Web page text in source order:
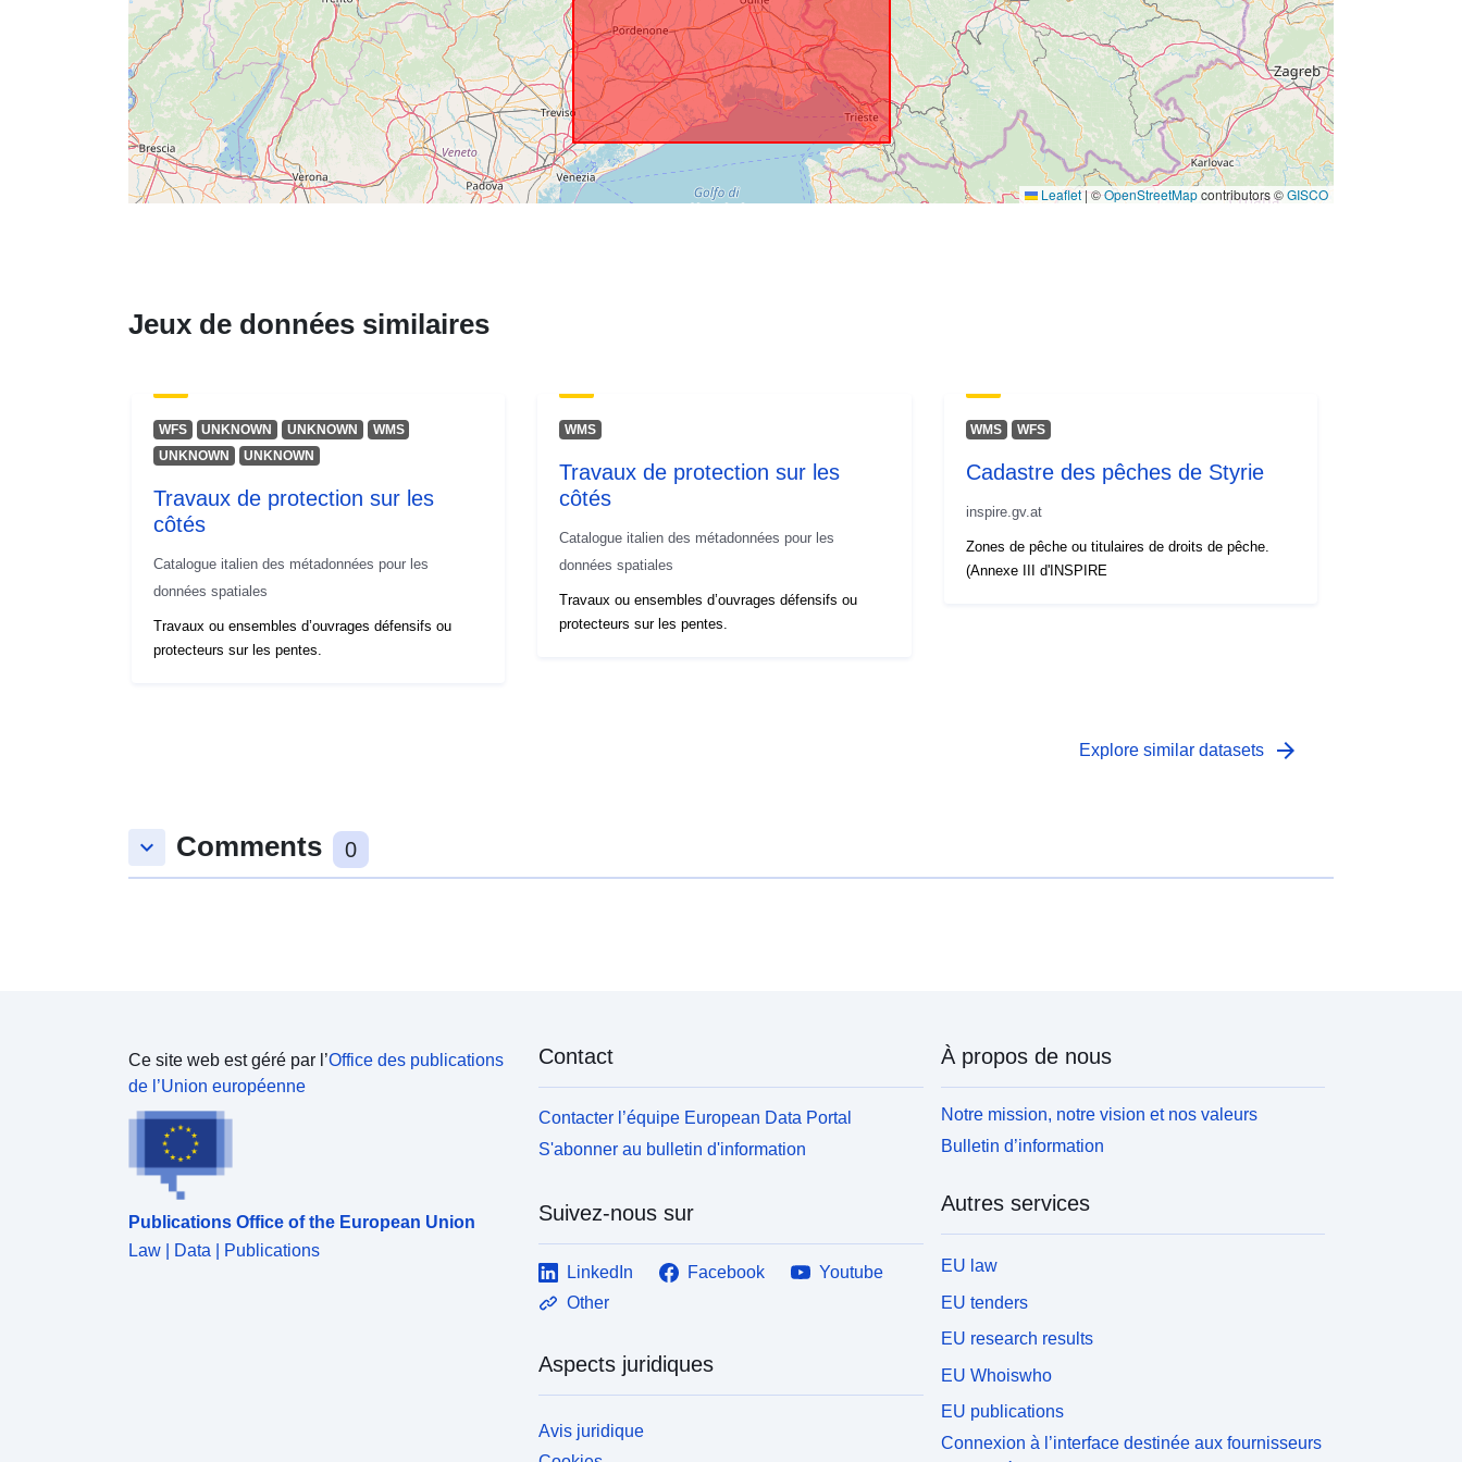
Leaflet|©OpenStreetMapcontributors ©GISCO
Jeux de données similaires
WFS UNKNOWN UNKNOWN
WMS
UNKNOWN
UNKNOWN
Travaux de protection sur les
côtés
Catalogue italien des métadonnées pour les
données spatiales
Travaux ou ensembles d’ouvrages défensifs ou
protecteurs sur les pentes.
WMS
Travaux de protection sur les
côtés
Catalogue italien des métadonnées pour les
données spatiales
Travaux ou ensembles d’ouvrages défensifs ou
protecteurs sur les pentes.
WMS WFS
Cadastre des pêches de Styrie
inspire.gv.at
Zones de pêche ou titulaires de droits de pêche.
(Annexe III d'INSPIRE
Explore similar datasets arrow_forward
keyboard_arrow_down Comments 0
Ce site web est géré par l’Office des publications
de l’Union européenne
Publications Office of the European Union
Law | Data | Publications
Contact
Contacter l’équipe European Data Portal
S'abonner au bulletin d'information
Suivez-nous sur
LinkedIn Facebook
Youtube
Other
Aspects juridiques
Avis juridique
À propos de nous
Notre mission, notre vision et nos valeurs
Bulletin d’information
Autres services
EU law
EU tenders
EU research results
EU Whoiswho
EU publications
Connexion à l’interface destinée aux fournisseurs